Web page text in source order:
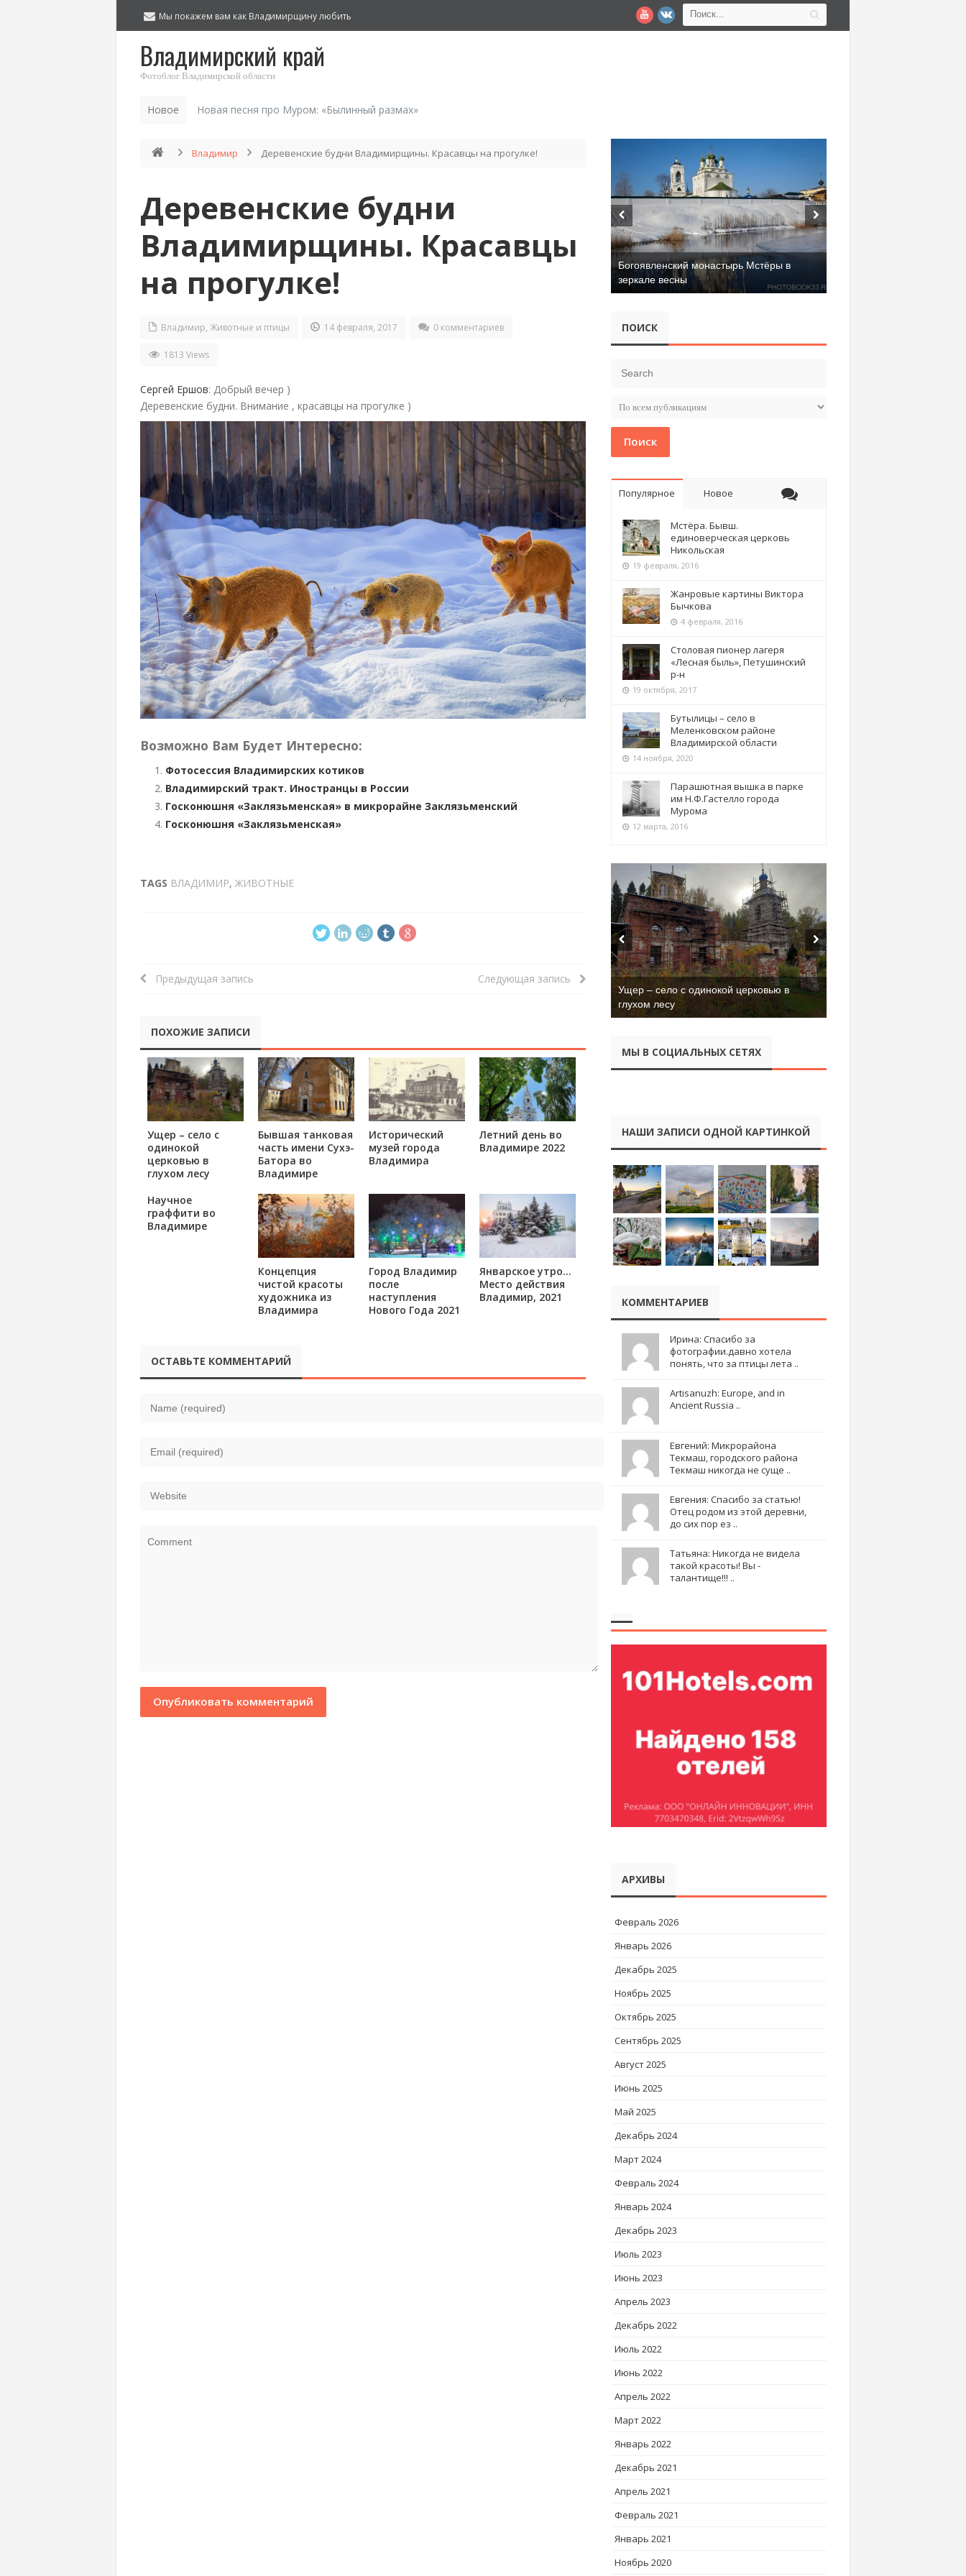
Мы покажем вам как Владимирщину любить
Владимирский край
Фотоблог Владимирской области
Новое Новая песня про Муром: «Былинный размах»
Владимир Деревенские будни Владимирщины. Красавцы на прогулке!
Деревенские будни
Владимирщины. Красавцы
на прогулке!
Владимир, Животные и птицы 14 февраля, 2017 0 комментариев
1813 Views
Сергей Ершов: Добрый вечер )
Деревенские будни. Внимание , красавцы на прогулке )
Возможно Вам Будет Интересно:
Фотосессия Владимирских котиков
Владимирский тракт. Иностранцы в России
Госконюшня «Заклязьменская» в микрорайне Заклязьменский
Госконюшня «Заклязьменская»
TAGS ВЛАДИМИР, ЖИВОТНЫЕ
Предыдущая запись Следующая запись
ПОХОЖИЕ ЗАПИСИ
Ущер – село с
одинокой
церковью в
глухом лесу
Бывшая танковая
часть имени Сухэ-
Батора во
Владимире
Исторический
музей города
Владимира
Летний день во
Владимире 2022
Научное
граффити во
Владимире
Концепция
чистой красоты
художника из
Владимира
Город Владимир
после
наступления
Нового Года 2021
Январское утро…
Место действия
Владимир, 2021
ОСТАВЬТЕ КОММЕНТАРИЙ
Богоявленский монастырь Мстёры в
зеркале весны
ПОИСК
Поиск
Популярное Новое
Мстёра. Бывш.
единоверческая церковь
Никольская
19 февраля, 2016
Жанровые картины Виктора
Бычкова
4 февраля, 2016
Столовая пионер лагеря
«Лесная быль», Петушинский
р-н
19 октября, 2017
Бутылицы – село в
Меленковском районе
Владимирской области
14 ноября, 2020
Парашютная вышка в парке
им Н.Ф.Гастелло города
Мурома
12 марта, 2016
Ущер – село с одинокой церковью в
глухом лесу
МЫ В СОЦИАЛЬНЫХ СЕТЯХ
НАШИ ЗАПИСИ ОДНОЙ КАРТИНКОЙ
КОММЕНТАРИЕВ
Ирина: Спасибо за
фотографии.давно хотела
понять, что за птицы лета ..
Artisanuzh: Europe, and in
Ancient Russia ..
Евгений: Микрорайона
Текмаш, городского района
Текмаш никогда не суще ..
Евгения: Спасибо за статью!
Отец родом из этой деревни,
до сих пор ез ..
Татьяна: Никогда не видела
такой красоты! Вы -
талантище!!! ..
АРХИВЫ
Февраль 2026
Январь 2026
Декабрь 2025
Ноябрь 2025
Октябрь 2025
Сентябрь 2025
Август 2025
Июнь 2025
Май 2025
Декабрь 2024
Март 2024
Февраль 2024
Январь 2024
Декабрь 2023
Июль 2023
Июнь 2023
Апрель 2023
Декабрь 2022
Июль 2022
Июнь 2022
Апрель 2022
Март 2022
Январь 2022
Декабрь 2021
Апрель 2021
Февраль 2021
Январь 2021
Ноябрь 2020